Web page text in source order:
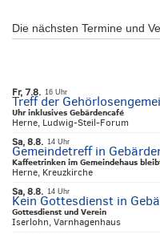
Die nächsten Termine und
Fr, 7.8. 16 Uhr
Treff der
Uhr inklusives Gebärdencafé
Herne, Ludwig-Steil-Forum
Sa, 8.8. 14 Uhr
Gemeindetreff in
Kaffeetrinken im Gemeindehaus
Herne, Kreuzkirche
Sa, 8.8. 14 Uhr
Kein Gottesdienst in
Gottesdienst und Verein
Iserlohn, Varnhagenhaus